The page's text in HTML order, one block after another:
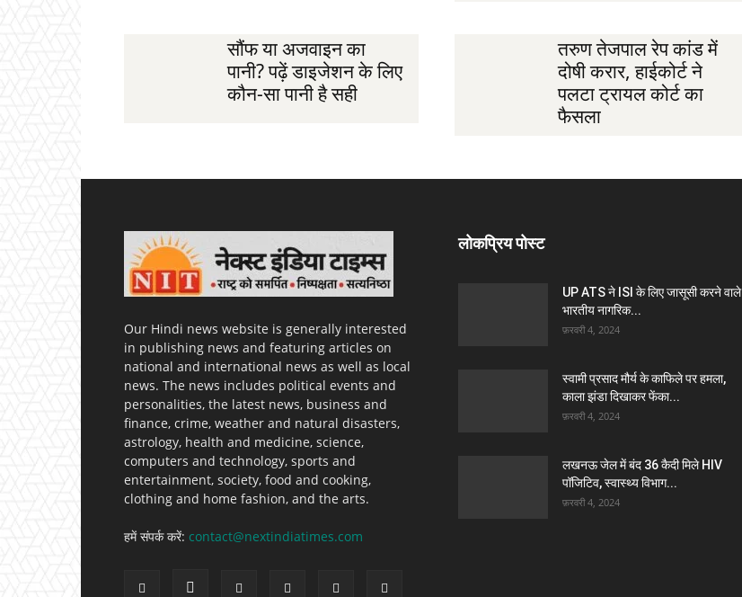
सौंफ या अजवाइन का
पानी? पढ़ें डाइजेशन के लिए
कौन-सा पानी है सही
तरुण तेजपाल रेप कांड में
दोषी करार, हाईकोर्ट ने
पलटा ट्रायल कोर्ट का
फैसला
Our Hindi news website is generally interested
in publishing news and featuring articles on
national and international news as well as local
news. The news includes political events and
personalities, the latest news, business and
finance, crime, weather and natural disasters,
astrology, health and medicine, science,
computers and technology, sports and
entertainment, society, food and cooking,
clothing and home fashion, and the arts.
हमें संपर्क करें: contact@nextindiatimes.com
लोकप्रिय पोस्ट
UP ATS ने ISI के लिए जासूसी करने वाले
भारतीय नागरिक...
फ़रवरी 4, 2024
स्वामी प्रसाद मौर्य के काफिले पर हमला,
काला झंडा दिखाकर फेंका...
फ़रवरी 4, 2024
लखनऊ जेल में बंद 36 कैदी मिले HIV
पॉजिटिव, स्वास्थ्य विभाग...
फ़रवरी 4, 2024